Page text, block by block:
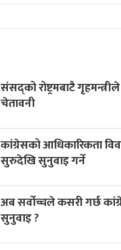
संसद्को रोष्ट्रमबाटै गृहमन्त्रीले
चेतावनी
कांग्रेसको आधिकारिकता
सुरुदेखि सुनुवाइ गर्ने
अब सर्वोच्चले कसरी गर्छ
सुनुवाइ ?